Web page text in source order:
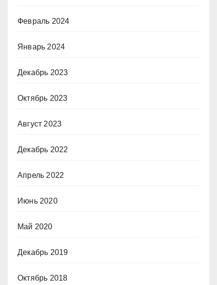
Февраль 2024
Январь 2024
Декабрь 2023
Октябрь 2023
Август 2023
Декабрь 2022
Апрель 2022
Июнь 2020
Май 2020
Декабрь 2019
Октябрь 2018